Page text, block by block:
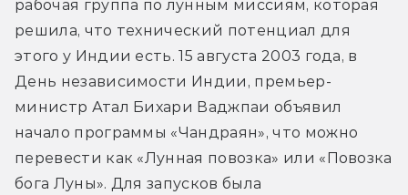
рабочая группа по лунным миссиям, которая
решила, что технический потенциал для
этого у Индии есть. 15 августа 2003 года, в
День независимости Индии, премьер-
министр Атал Бихари Ваджпаи объявил
начало программы «Чандраян», что можно
перевести как «Лунная повозка» или «Повозка
бога Луны». Для запусков была